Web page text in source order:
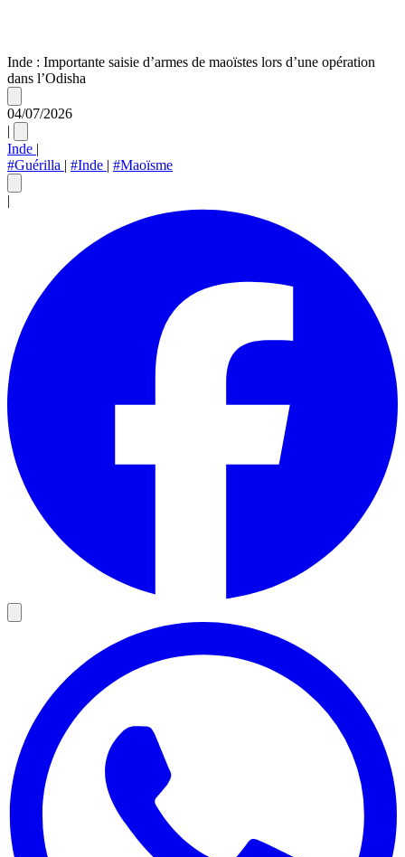
Inde : Importante saisie d’armes de maoïstes lors d’une opération
dans l’Odisha
04/07/2026
|
Inde |
#Guérilla | #Inde | #Maoïsme
|